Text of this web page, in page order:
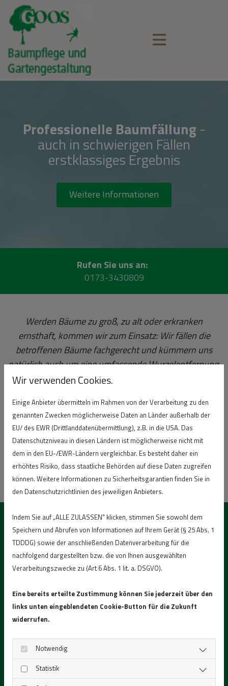
Professionelle Baumfällung -
auch in schwierigen Fällen
erstklassiges Ergebnis
Weitere Informationen
Rufen Sie uns an:
0173-3430809
Werden Bäume zu groß, zu alt oder erkranken
ernsthaft, kommen wir zum Einsatz: Wir fällen die
betroffenen Bäume fachgerecht und kümmern uns
natürlich auch um eine umfassende Wurzelentfernung.
Selbstverständlich beherrschen wir nicht nur unser
Equipment. Bei sehr großen Bäumen nutzen wir die
Seilklettertechnik, um Stamm und Äste schonend und
ohne Beeinträchtigung der Umgebung Stück für Stück
abzutragen. Lassen Sie sich von uns am besten im
Vorfeld beraten - wir erledigen das für Sie.
Unser Anspruch:Ein perfektes Ergebnis
Zunächst machen wir uns deswegen ein genaues Bild
vor Ort, denn jeder unserer Aufträge stellt sich
anders dar: Können wir die übliche Baumfällung
relativ unkompliziert durchführen, wenn wir in der
Umgebung ausreichend Platz haben, gibt es durchaus
Aber auch die Frage der Wurzelentfernung will
geklärt sein:
wir haben die richtige Antwort auf diese
Wir verwenden Cookies.
Einige Anbieter übermitteln im Rahmen von der Verarbeitung zu den
genannten Zwecken möglicherweise Daten an Länder außerhalb der
EU/ des EWR (Drittlanddatenübermittlung), z.B. in die USA. Das
Datenschutzniveau in diesen Ländern ist möglicherweise nicht mit
dem in den EU-/EWR-Ländern vergleichbar. Es besteht daher ein
erhöhtes Risiko, dass staatliche Behörden auf diese Daten zugreifen
können. Weitere Informationen zu Sicherheitsgarantien finden Sie in
den Datenschutzrichtlinien des jeweiligen Anbieters.
Indem Sie auf „ALLE ZULASSEN" klicken, stimmen Sie sowohl dem
Speichern und Abrufen von Informationen auf Ihrem Gerät (§ 25 Abs. 1
TDDDG) sowie der anschließenden Datenverarbeitung für die
nachfolgend dargestellten bzw. die von Ihnen ausgewählten
Verarbeitungszwecke zu (Art 6 Abs. 1 lit. a. DSGVO).
Eine bereits erteilte Zustimmung können Sie jederzeit über den
links unten eingeblendeten Cookie-Button für die Zukunft
widerrufen.
Notwendig
Statistik